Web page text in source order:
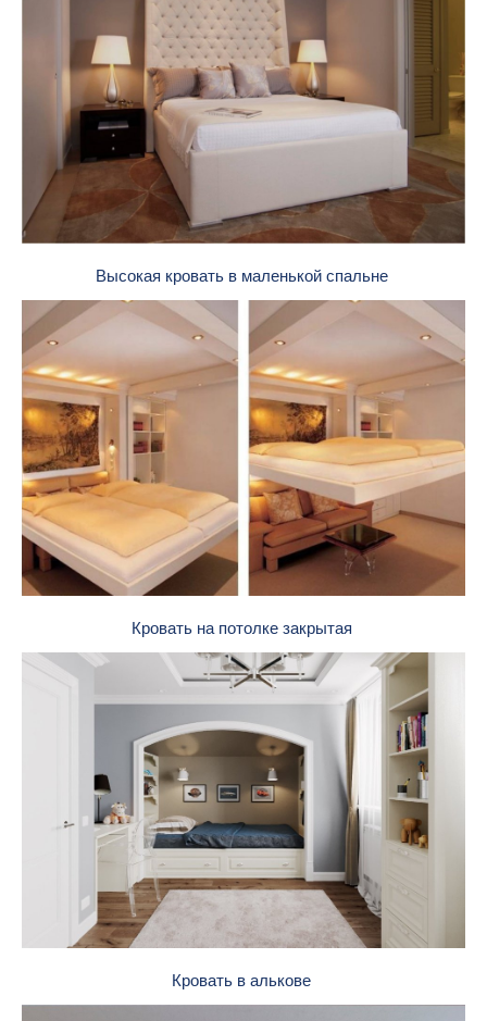
Высокая кровать в маленькой спальне
Кровать на потолке закрытая
Кровать в алькове